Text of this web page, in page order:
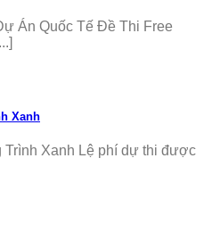
Án Quốc Tế Đề Thi Free
Xanh
Trình Xanh Lệ phí dự thi được